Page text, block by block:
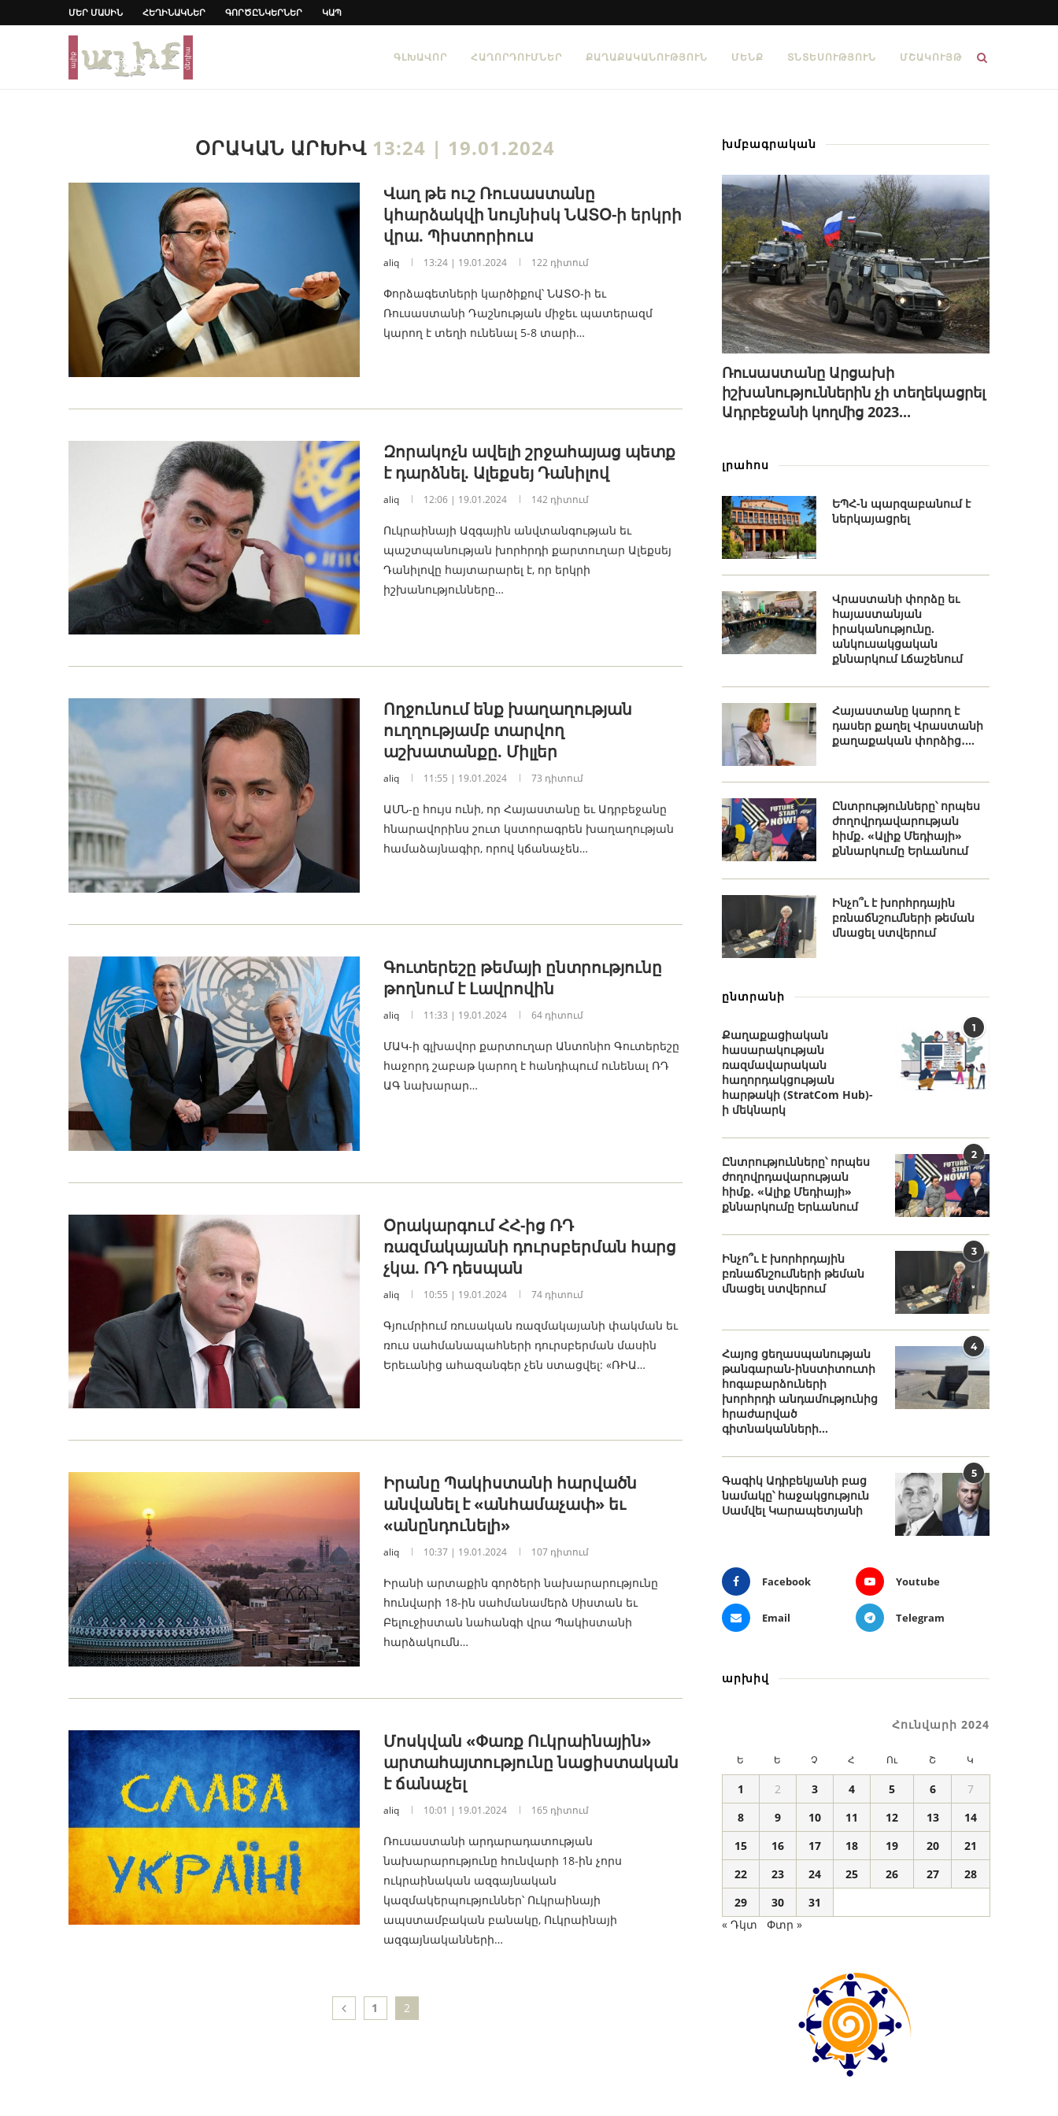
ՄԵՐ ՄԱՍԻՆ ՀԵՂԻՆԱԿՆԵՐ ԳՈՐԾԸՆԿԵՐՆԵՐ ԿԱՊ
ԳԼԽԱՎՈՐ ՀԱՂՈՐԴՈՒՄՆԵՐ ՔԱՂԱՔԱԿԱՆՈՒԹՅՈՒՆ ՄԵՆՔ ՏՆՏԵՍՈՒԹՅՈՒՆ ՄՇԱԿՈՒՅԹ
ՕՐԱԿԱՆ ԱՐԽԻՎ 13:24 | 19.01.2024
Վաղ թե ուշ Ռուսաստանը
կհարձակվի նույնիսկ ՆԱՏՕ-ի երկրի
վրա. Պիստորիուս
aliq 13:24 | 19.01.2024 122 դիտում
Փորձագետների կարծիքով՝ ՆԱՏՕ-ի եւ
Ռուսաստանի Դաշնության միջեւ պատերազմ
կարող է տեղի ունենալ 5-8 տարի…
Զորակոչն ավելի շրջահայաց պետք
է դարձնել. Ալեքսեյ Դանիլով
aliq 12:06 | 19.01.2024 142 դիտում
Ուկրաինայի Ազգային անվտանգության եւ
պաշտպանության խորհրդի քարտուղար Ալեքսեյ
Դանիլովը հայտարարել է, որ երկրի
իշխանությունները…
Ողջունում ենք խաղաղության
ուղղությամբ տարվող
աշխատանքը. Միլլեր
aliq 11:55 | 19.01.2024 73 դիտում
ԱՄՆ-ը հույս ունի, որ Հայաստանը եւ Ադրբեջանը
հնարավորինս շուտ կստորագրեն խաղաղության
համաձայնագիր, որով կճանաչեն…
Գուտերեշը թեմայի ընտրությունը
թողնում է Լավրովին
aliq 11:33 | 19.01.2024 64 դիտում
ՄԱԿ-ի գլխավոր քարտուղար Անտոնիո Գուտերեշը
հաջորդ շաբաթ կարող է հանդիպում ունենալ ՌԴ
ԱԳ նախարար…
Օրակարգում ՀՀ-ից ՌԴ
ռազմակայանի դուրսբերման հարց
չկա. ՌԴ դեսպան
aliq 10:55 | 19.01.2024 74 դիտում
Գյումրիում ռուսական ռազմակայանի փակման եւ
ռուս սահմանապահների դուրսբերման մասին
Երեւանից ահազանգեր չեն ստացվել: «ՌԻԱ…
Իրանը Պակիստանի հարվածն
անվանել է «անհամաչափ» եւ
«անընդունելի»
aliq 10:37 | 19.01.2024 107 դիտում
Իրանի արտաքին գործերի նախարարությունը
հունվարի 18-ին սահմանամերձ Սիստան եւ
Բելուջիստան նահանգի վրա Պակիստանի
հարձակումն…
Մոսկվան ​​«Փառք Ուկրաինային»
արտահայտությունը նացիստական
է ճանաչել
aliq 10:01 | 19.01.2024 165 դիտում
Ռուսաստանի արդարադատության
նախարարությունը հունվարի 18-ին չորս
ուկրաինական ազգայնական
կազմակերպություններ՝ Ուկրաինայի
ապստամբական բանակը, Ուկրաինայի
ազգայնականների…
1 2
խմբագրական
Ռուսաստանը Արցախի
իշխանություններին չի տեղեկացրել
Ադրբեջանի կողմից 2023...
լրահոս
ԵՊՀ-ն պարզաբանում է
ներկայացրել
Վրաստանի փորձը եւ
հայաստանյան
իրականությունը.
անկուսակցական
քննարկում Լճաշենում
Հայաստանը կարող է
դասեր քաղել Վրաստանի
քաղաքական փորձից․...
Ընտրությունները՝ որպես
ժողովրդավարության
հիմք․ «Ալիք Մեդիայի»
քննարկումը Երևանում
Ինչո՞ւ է խորհրդային
բռնաճնշումների թեման
մնացել ստվերում
ընտրանի
1
Քաղաքացիական
հասարակության
ռազմավարական
հաղորդակցության
հարթակի (StratCom Hub)-
ի մեկնարկ
2
Ընտրությունները՝ որպես
ժողովրդավարության
հիմք․ «Ալիք Մեդիայի»
քննարկումը Երևանում
3
Ինչո՞ւ է խորհրդային
բռնաճնշումների թեման
մնացել ստվերում
4
Հայոց ցեղասպանության
թանգարան-ինստիտուտի
հոգաբարձուների
խորհրդի անդամությունից
հրաժարված
գիտնականների...
5
Գագիկ Ադիբեկյանի բաց
նամակը՝ հաջակցություն
Սամվել Կարապետյանի
Facebook Youtube
Email Telegram
արխիվ
Հունվարի 2024
Ե Ե Չ Հ Ու Շ Կ
1 2 3 4 5 6
7
8
9 10 11 12 13
14
15
16 17 18 19 20
21
22
23 24 25 26 27
28
29
30
31
« Դկտ
Փտր »